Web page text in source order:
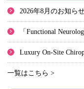
2026年8月のお知ら
「Functional
Luxury On-Site
一覧はこちら >